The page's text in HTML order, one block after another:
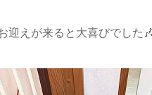
迎えが来ると大喜びでした